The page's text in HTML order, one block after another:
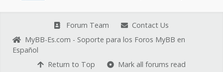
Forum Team
Contact Us
MyBB-Es.com - Soporte para los Foros MyBB en
Español
Return to Top
Mark all forums read